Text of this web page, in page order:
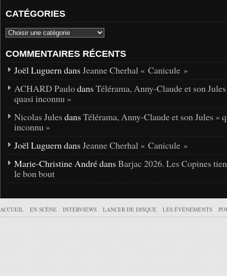
CATÉGORIES
COMMENTAIRES RÉCENTS
Joël Luguern dans Jeanne Cherhal « Canicule »
ACHARD Paulodans Télérama, Anny-Claude et son
quasi inconnu »
Nicolas Jules dans Télérama, Anny-Claude et son Jules «
inconnu »
Joël Luguern dans Jeanne Cherhal « Canicule »
Marie-Christine André dans Barjac 2026. Les Copines
le bon bout
ACCUEIL EN SCÈNE INTERVIEWS LANCER DE DISQUE LES ÉVÉNEMENTS